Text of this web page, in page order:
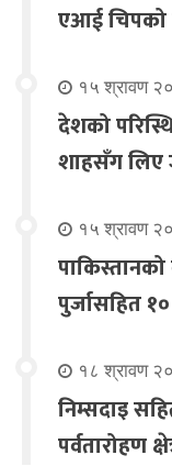
एआई चिपको
१५ श्रावण
देशको
शाहसँग लिए
१५ श्रावण
पाकिस्तानको
पुर्जासहित
१८ श्रावण
निम्सदाइ
पर्वतारोहण